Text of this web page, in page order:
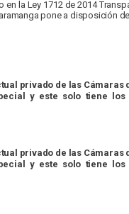
la Ley 1712 de 2014
pone a disposición
privado de las
y este solo tiene
privado de las
y este solo tiene